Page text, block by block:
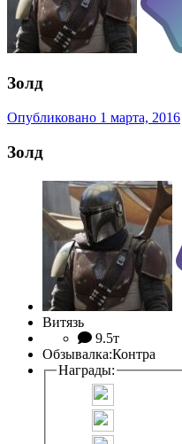
Золд
Опубликовано 1 марта, 2016
Золд
Витязь
9.5т
Обзывалка:Контра
Награды: